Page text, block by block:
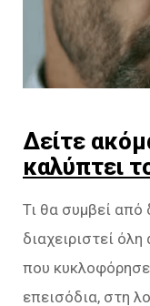
Δείτε
καλύπτει
Τι θα συμβεί
διαχειριστεί
που
επεισόδια, στη